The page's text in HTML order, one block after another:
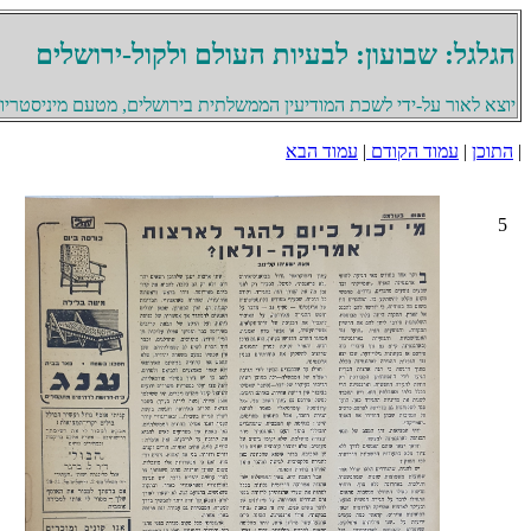
הגלגל: שבועון: לבעיות העולם ולקול-ירושלים
יוצא לאור על-ידי לשכת המודיעין הממשלתית בירושלים, מטעם
| התוכן | עמוד הקודם | עמוד הבא
5